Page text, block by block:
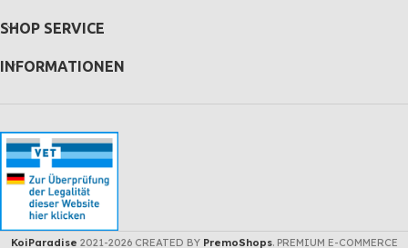
SHOP SERVICE
INFORMATIONEN
KoiParadise 2021-2026 CREATED BY PremoShops. PREMIUM E-COMMERCE